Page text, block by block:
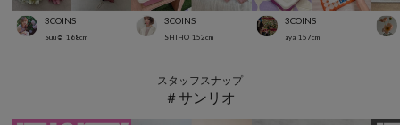
3COINS
Suu☺︎ 168cm
3COINS
SHIHO 152cm
3COINS
aya 157cm
スタッフスナップ
＃サンリオ